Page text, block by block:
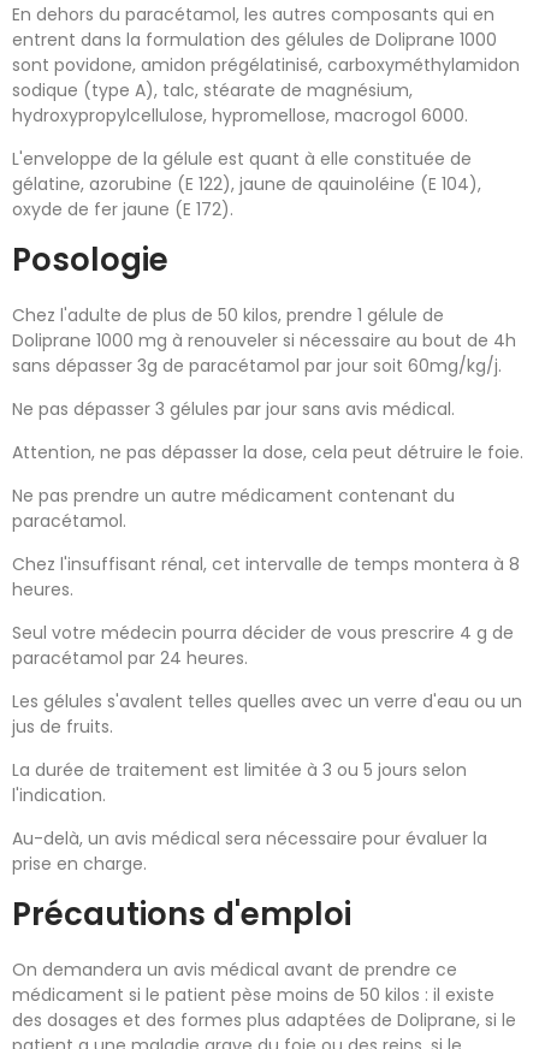
En dehors du paracétamol, les autres composants qui en
entrent dans la formulation des gélules de Doliprane 1000
sont povidone, amidon prégélatinisé, carboxyméthylamidon
sodique (type A), talc, stéarate de magnésium,
hydroxypropylcellulose, hypromellose, macrogol 6000.
L'enveloppe de la gélule est quant à elle constituée de
gélatine, azorubine (E 122), jaune de qauinoléine (E 104),
oxyde de fer jaune (E 172).
Posologie
Chez l'adulte de plus de 50 kilos, prendre 1 gélule de
Doliprane 1000 mg à renouveler si nécessaire au bout de 4h
sans dépasser 3g de paracétamol par jour soit 60mg/kg/j.
Ne pas dépasser 3 gélules par jour sans avis médical.
Attention, ne pas dépasser la dose, cela peut détruire le foie.
Ne pas prendre un autre médicament contenant du
paracétamol.
Chez l'insuffisant rénal, cet intervalle de temps montera à 8
heures.
Seul votre médecin pourra décider de vous prescrire 4 g de
paracétamol par 24 heures.
Les gélules s'avalent telles quelles avec un verre d'eau ou un
jus de fruits.
La durée de traitement est limitée à 3 ou 5 jours selon
l'indication.
Au-delà, un avis médical sera nécessaire pour évaluer la
prise en charge.
Précautions d'emploi
On demandera un avis médical avant de prendre ce
médicament si le patient pèse moins de 50 kilos : il existe
des dosages et des formes plus adaptées de Doliprane, si le